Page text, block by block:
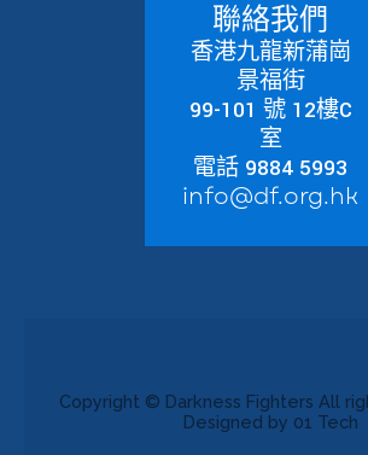
聯絡我們
香港九龍新蒲崗
景福街
99-101 號 12樓C
室
電話 9884 5993
info@df.org.hk
Copyright © Darkness Fighters All
Designed by 01 Tech